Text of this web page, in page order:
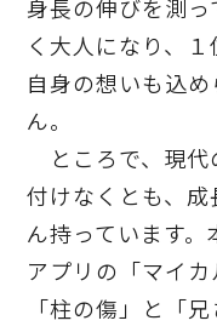
身長の伸びを測
く大人になり、
自身の想いも込
ん。
ところで、現代
付けなくとも、成
ん持っています
アプリの「マイ
「柱の傷」と「